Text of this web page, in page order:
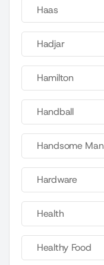
Haas
Hadjar
Hamilton
Handball
Handsome Man
Hardware
Health
Healthy Food